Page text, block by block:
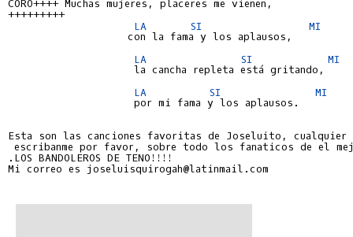
CORO++++ Muchas mujeres, placeres me vienen,
+++++++++
LA
SI
MI
                   con la fama y los aplausos,
LA
SI
MI
                    la cancha repleta está gritando,
LA
SI
MI
                    por mi fama y los aplausos.
Esta son las canciones favoritas de Joseluito, cualquier
escribanme por favor, sobre todo los fanaticos de el
.LOS BANDOLEROS DE TENO!!!!
Mi correo es joseluisquirogah@latinmail.com